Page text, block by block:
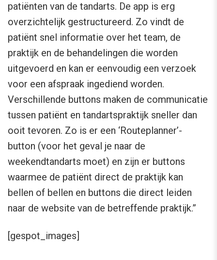
patiënten van de tandarts. De app is erg
overzichtelijk gestructureerd. Zo vindt de
patiënt snel informatie over het team, de
praktijk en de behandelingen die worden
uitgevoerd en kan er eenvoudig een verzoek
voor een afspraak ingediend worden.
Verschillende buttons maken de communicatie
tussen patiënt en tandartspraktijk sneller dan
ooit tevoren. Zo is er een ‘Routeplanner’-
button (voor het geval je naar de
weekendtandarts moet) en zijn er buttons
waarmee de patiënt direct de praktijk kan
bellen of bellen en buttons die direct leiden
naar de website van de betreffende praktijk.”
[gespot_images]